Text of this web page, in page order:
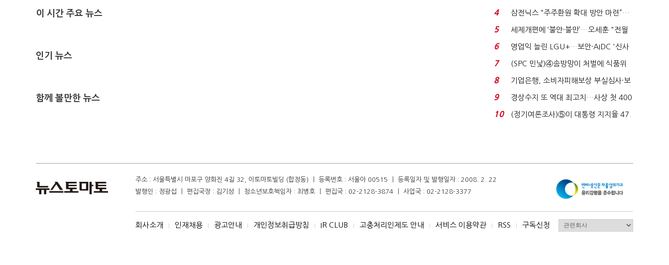
이 시간 주요 뉴스
인기 뉴스
함께 볼만한 뉴스
목…9월 ‘폴...
4
삼전닉스 “주주환원 확대 방안 마련”…
로이터에 성명...
5
세제개편에 ‘불안·불만’…오세훈 "전월
세 구하기 더 ...
6
영업익 늘린 LGU+…보안·AIDC '신사
업 드라이브'...
7
(SPC 민낯)④솜방망이 처벌에 식품위
생법 위반 반복...
8
기업은행, 소비자피해보상 부실심사·보
이스피싱 공시 ...
9
경상수지 또 역대 최고치…사상 첫 400
억달러에 '3% 성...
10
(정기여론조사)⑤이 대통령 지지율 47.
주소 : 서울특별시 마포구 양화진 4길 32, 이토마토빌딩 (합정동) ㅣ 등록번호 : 서울아 00515 ㅣ 등록일자 및 발행일자 : 2008. 2. 22
발행인 : 정광섭 ㅣ 편집국장 : 김기성 ㅣ 청소년보호책임자 : 최병호 ㅣ 편집국 : 02-2128-3874 ㅣ 사업국 : 02-2128-3377
회사소개 I 인재채용 I 광고안내 I 개인정보취급방침 I IR CLUB I 고충처리인제도 안내 I 서비스 이용약관 I RSS I 구독신청